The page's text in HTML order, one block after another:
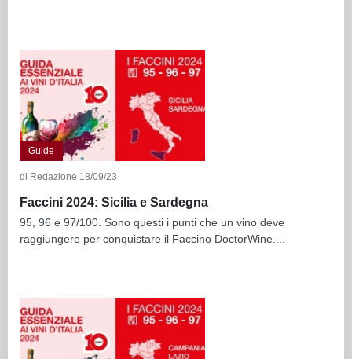
Guide
di Redazione 18/09/23
Faccini 2024: Sicilia e Sardegna
95, 96 e 97/100. Sono questi i punti che un vino deve
raggiungere per conquistare il Faccino DoctorWine....